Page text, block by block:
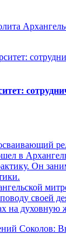
в
Он
своей
на духовную